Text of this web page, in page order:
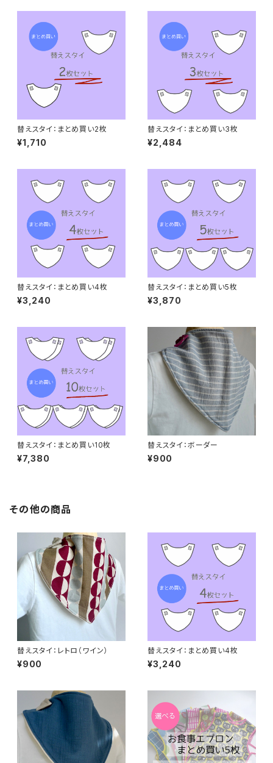
替えスタイ：まとめ買い2枚
¥1,710
替えスタイ：まとめ買い3枚
¥2,484
替えスタイ：まとめ買い4枚
¥3,240
替えスタイ：まとめ買い5枚
¥3,870
替えスタイ：まとめ買い10枚
¥7,380
替えスタイ：ボーダー
¥900
その他の商品
替えスタイ：レトロ（ワイン）
¥900
替えスタイ：まとめ買い4枚
¥3,240